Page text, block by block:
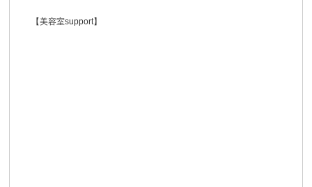
【美容室support】